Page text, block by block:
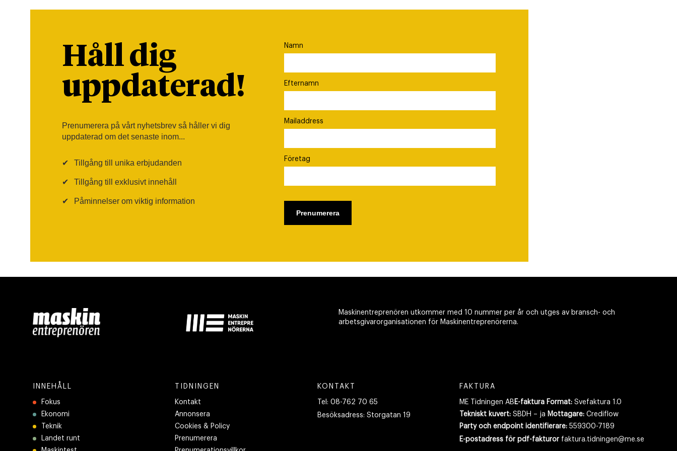
Håll dig
uppdaterad!
Prenumerera på vårt nyhetsbrev så håller vi dig
uppdaterad om det senaste inom...
✔ Tillgång till unika erbjudanden
✔ Tillgång till exklusivt innehåll
✔ Påminnelser om viktig information
Namn
Efternamn
Mailaddress
Företag
Maskinentreprenören utkommer med 10 nummer per år och utges av bransch- och
arbetsgivarorganisationen för Maskinentreprenörerna.
INNEHÅLL
Fokus
Ekonomi
Teknik
Landet runt
TIDNINGEN
Kontakt
Annonsera
Cookies & Policy
Prenumerera
KONTAKT
Tel: 08-762 70 65
Besöksadress: Storgatan 19
FAKTURA
ME Tidningen AB E-faktura Format:Svefaktura 1.0
Tekniskt kuvert:SBDH – ja Mottagare:Crediflow
Party och endpoint identifierare:559300-7189
E-postadress för pdf-fakturor faktura.tidningen@me.se